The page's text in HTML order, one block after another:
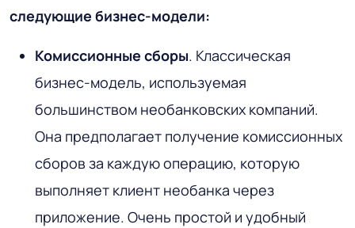
следующие бизнес-модели:
Комиссионные сборы. Классическая
бизнес-модель, используемая
большинством необанковских компаний.
Она предполагает получение комиссионных
сборов за каждую операцию, которую
выполняет клиент необанка через
приложение. Очень простой и удобный